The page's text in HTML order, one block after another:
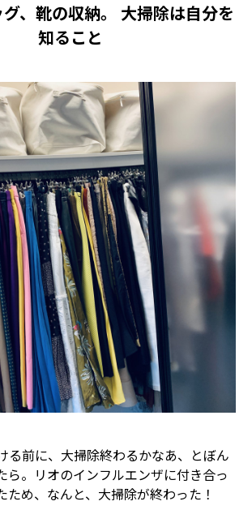
、靴の収納。 大掃除は自分を
知ること
る前に、大掃除終わるかなあ、とぼん
ら。リオのインフルエンザに付き合っ
ため、なんと、大掃除が終わった！